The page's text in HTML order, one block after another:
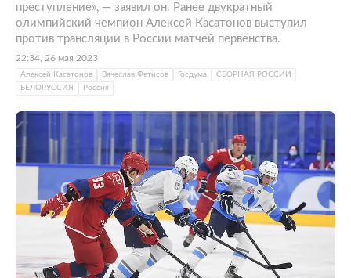
преступление», — заявил он. Ранее двукратный
олимпийский чемпион Алексей Касатонов выступил
против трансляции в России матчей первенства.
22:34, 26 мая 2023
Алексей Касатонов Вячеслав Фетисов Госдума
СБОРНАЯ РОССИИ
БЕЛОРУССИЯ
Россия